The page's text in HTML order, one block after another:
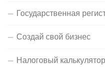
Государственная
Создай свой бизнес
Налоговый